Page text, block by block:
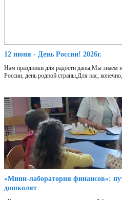
12 июня - День России! 2026г.
Нам праздники для радости даны,Мы знаем
России, день родной страны,Для нас,
«Мини‑лаборатория финансов»:
дошколят